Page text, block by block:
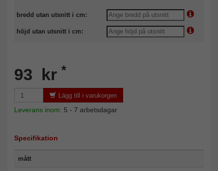
bredd utan utsnitt i cm:
höjd utan utsnitt i cm:
93 kr *
Lägg till i varukorgen
Leverans inom: 5 - 7 arbetsdagar
Specifikation
mått